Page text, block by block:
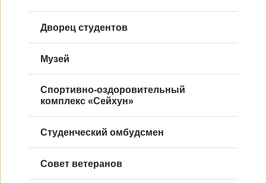
Дворец студентов
Музей
Спортивно-оздоровительный
комплекс «Сейхун»
Студенческий омбудсмен
Совет ветеранов